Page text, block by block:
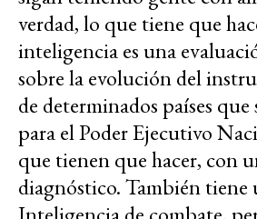
verdad, lo que tiene que
inteligencia es una
sobre la evolución del
de determinados países que
para el Poder Ejecutivo
que tienen que hacer, con
diagnóstico. También tiene